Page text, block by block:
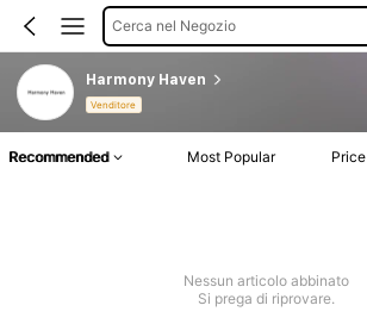
Cerca nel Negozio
Harmony Haven
Venditore
Recommended Most Popular Price
Nessun articolo abbinato
Si prega di riprovare.